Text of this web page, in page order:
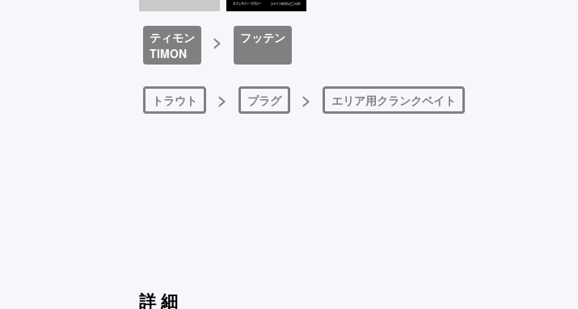
ティモン
TIMON
> フッテン
トラウト > プラグ > エリア用クランクベイト
詳細